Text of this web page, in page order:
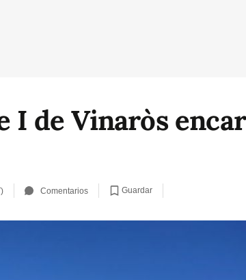
I de Vinaròs
Comentarios Guardar